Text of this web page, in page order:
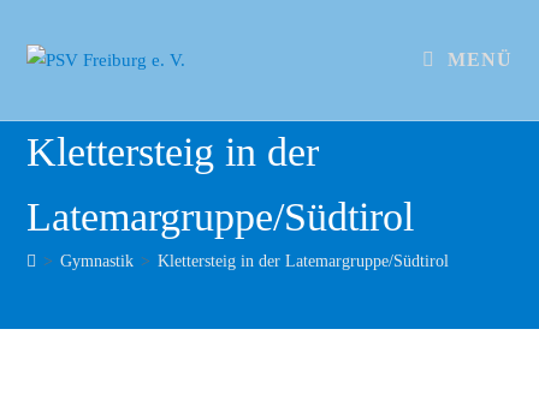
MENÜ
Klettersteig in der
Latemargruppe/Südtirol
> Gymnastik > Klettersteig in der Latemargruppe/Südtirol